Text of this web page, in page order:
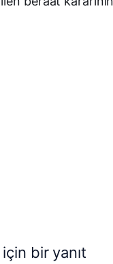
bir yanıt